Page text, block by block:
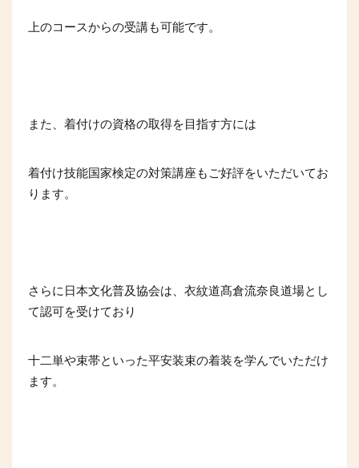
上のコースからの受講も可能です。
また、着付けの資格の取得を目指す方には
着付け技能国家検定の対策講座もご好評をいただいてお
ります。
さらに日本文化普及協会は、衣紋道髙倉流奈良道場とし
て認可を受けており
十二単や束帯といった平安装束の着装を学んでいただけ
ます。